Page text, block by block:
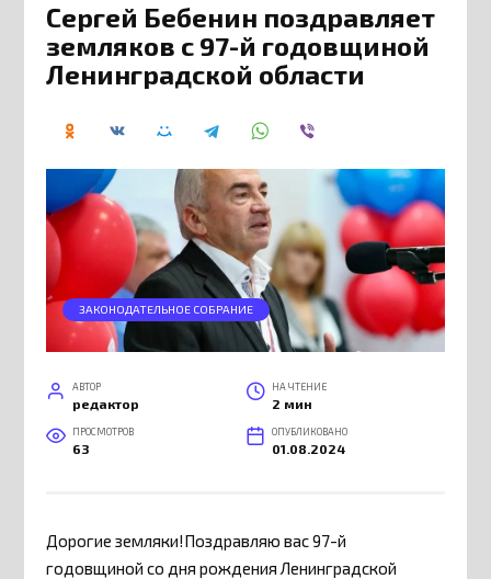
Сергей Бебенин поздравляет
земляков с 97-й годовщиной
Ленинградской области
ЗАКОНОДАТЕЛЬНОЕ СОБРАНИЕ
АВТОР
редактор
НА ЧТЕНИЕ
2 мин
ПРОСМОТРОВ
63
ОПУБЛИКОВАНО
01.08.2024
Дорогие земляки!Поздравляю вас 97-й
годовщиной со дня рождения Ленинградской